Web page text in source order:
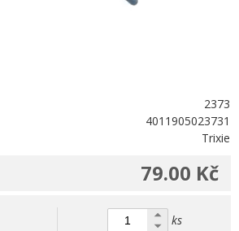
2373
4011905023731
Trixie
79.00 Kč
ks